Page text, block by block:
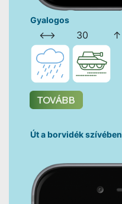
Gyalogos
⟷ 30 ↑
Út a borvidék szívében